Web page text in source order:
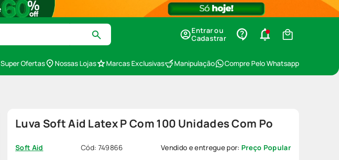
Entrar ou
Cadastrar
Super Ofertas Nossas Lojas Marcas Exclusivas Manipulação Compre Pelo Whatsapp
Luva Soft Aid Latex P Com 100 Unidades Com Po
Soft Aid Cód: 749866 Vendido e entregue por: Preço Popular